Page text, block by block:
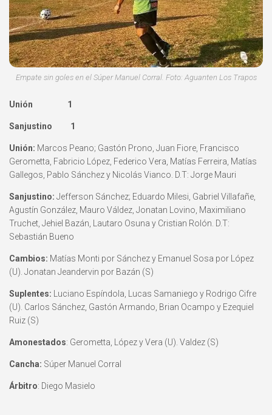
Empate sin goles en el Súper Manuel Corral. Foto: Aguanten Los Trapos
Unión 1
Sanjustino 1
Unión: Marcos Peano; Gastón Prono, Juan Fiore, Francisco
Gerometta, Fabricio López, Federico Vera, Matías Ferreira, Matías
Gallegos, Pablo Sánchez y Nicolás Vianco. D.T: Jorge Mauri
Sanjustino: Jefferson Sánchez; Eduardo Milesi, Gabriel Villafañe,
Agustín González, Mauro Váldez, Jonatan Lovino, Maximiliano
Truchet, Jehiel Bazán, Lautaro Osuna y Cristian Rolón. D.T:
Sebastián Bueno
Cambios: Matías Monti por Sánchez y Emanuel Sosa por López
(U). Jonatan Jeandervin por Bazán (S)
Suplentes: Luciano Espíndola, Lucas Samaniego y Rodrigo Cifre
(U). Carlos Sánchez, Gastón Armando, Brian Ocampo y Ezequiel
Ruiz (S)
Amonestados: Gerometta, López y Vera (U). Valdez (S)
Cancha: Súper Manuel Corral
Árbitro: Diego Masielo